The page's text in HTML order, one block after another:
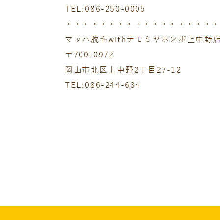
TEL:086-250-0005
・・・・・・・・・・・・・・・・・
マッハ脱毛withテモミヤホンポ上中野店
〒700-0972
岡山市北区上中野2丁目27-12
TEL:086-244-634